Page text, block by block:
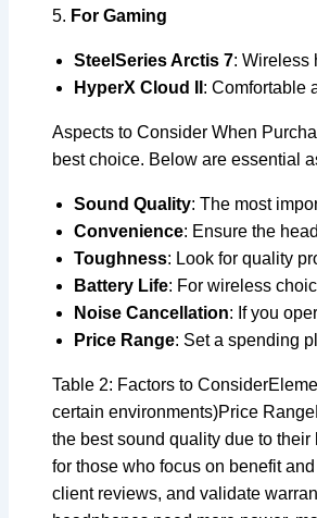
5. For Gaming
SteelSeries Arctis 7: Wireless
HyperX Cloud II : Comfortable
Aspects to Consider When
best choice. Below are essential
Sound Quality: The most
Convenience: Ensure the
Toughness: Look for quality
Battery Life: For wireless
Noise Cancellation: If you
Price Range: Set a spending
Table 2: Factors to
certain environments)Price
the best sound quality due to
for those who focus on benefit
client reviews, and validate